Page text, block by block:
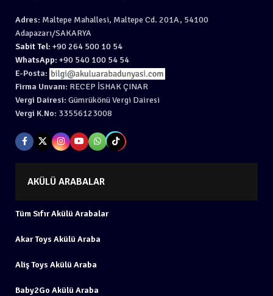
Adres: Maltepe Mahallesi, Maltepe Cd. 201A, 54100
Adapazarı/SAKARYA
Sabit Tel: +90 264 500 10 54
WhatsApp: +90 540 100 54 54
E-Posta:
Firma Unvanı: RECEP İSHAK ÇINAR
Vergi Dairesi: Gümrükönü Vergi Dairesi
Vergi K.No: 33556123008
AKÜLÜ ARABALAR
Tüm Sıfır Akülü Arabalar
Akar Toys Akülü Araba
Aliş Toys Akülü Araba
Baby2Go Akülü Araba